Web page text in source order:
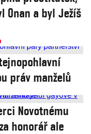
Onan a byl Ježíš
práv manželů
Novotnému
honorář ale